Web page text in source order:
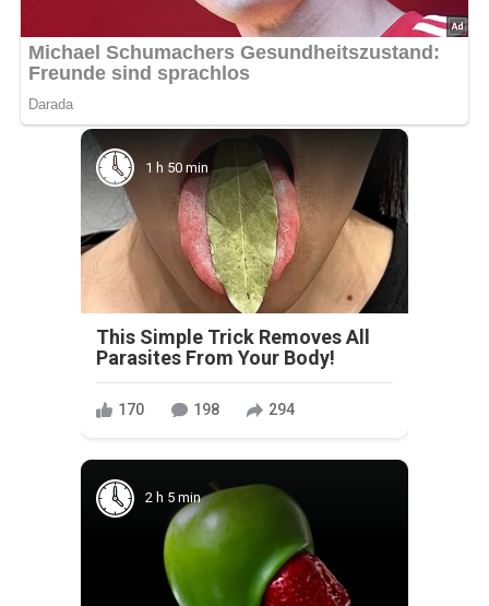
1 h 50 min
This Simple Trick Removes All
Parasites From Your Body!
170 198 294
2 h 5 min